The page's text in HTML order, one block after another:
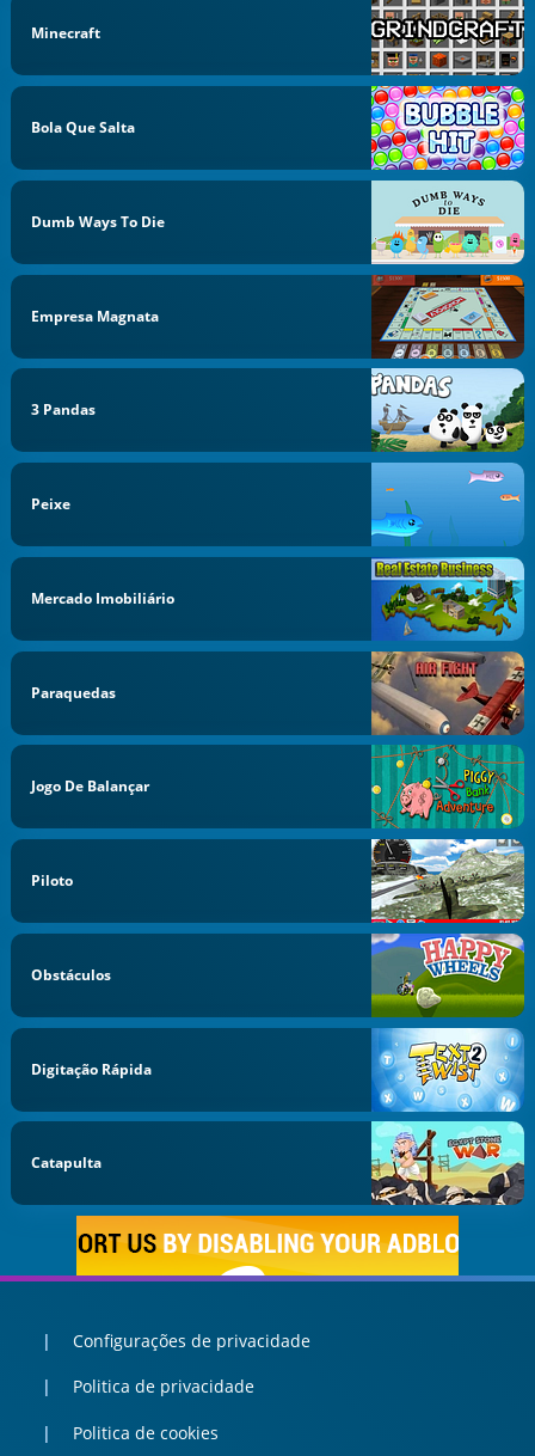
Minecraft
Bola Que Salta
Dumb Ways To Die
Empresa Magnata
3 Pandas
Peixe
Mercado Imobiliário
Paraquedas
Jogo De Balançar
Piloto
Obstáculos
Digitação Rápida
Catapulta
Configurações de privacidade
Politica de privacidade
Politica de cookies